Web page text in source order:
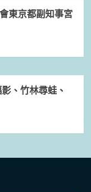
東京都副知事宮
、竹林尋蛙、